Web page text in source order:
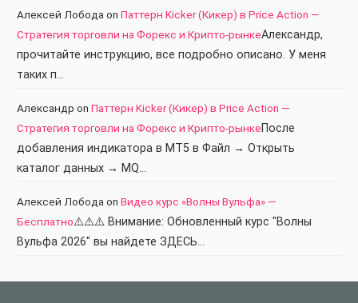
Алексей Лобода on Паттерн Kicker (Кикер) в Price Action —
Стратегия торговли на Форекс и Крипто-рынкеАлександр,
прочитайте инструкцию, все подробно описано. У меня
таких п…
Александр on Паттерн Kicker (Кикер) в Price Action —
Стратегия торговли на Форекс и Крипто-рынкеПосле
добавления индикатора в МТ5 в Файл → Открыть
каталог данных → MQ…
Алексей Лобода on Видео курс «Волны Вульфа» —
Бесплатно⚠️⚠️⚠️ Внимание: Обновленный курс "Волны
Вульфа 2026" вы найдете ЗДЕСЬ…